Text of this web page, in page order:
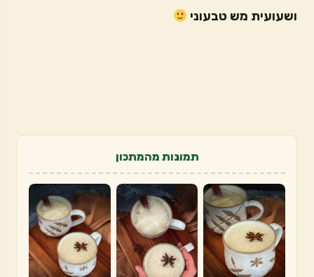
ושעועית מש טבעוני
תמונות מהמתכון